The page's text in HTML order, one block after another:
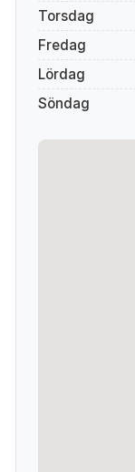
Torsdag
Fredag
Lördag
Söndag